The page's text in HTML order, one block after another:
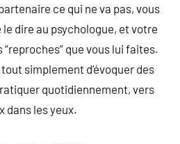
ce qui ne va pas, vous
dire au psychologue, et votre
que vous lui faites.
simplement d’évoquer des
quotidiennement, vers
dans les yeux.